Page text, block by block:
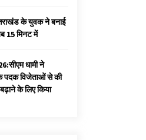
के युवक ने बनाई
15 मिनट में
धामी ने
पदक विजेताओं से की
के लिए किया